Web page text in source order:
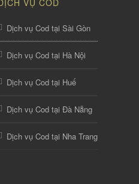
Dịch vụ Cod tại Sài Gòn
Dịch vụ Cod tại Hà Nội
Dịch vụ Cod tại Huế
Dịch vụ Cod tại Đà Nẵng
Dịch vụ Cod tại Nha Trang